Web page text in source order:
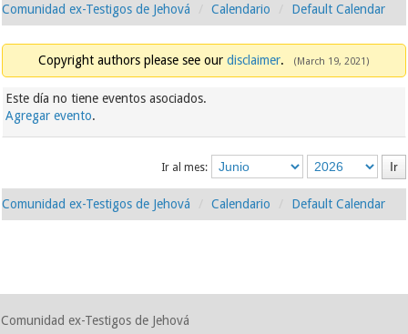
Comunidad ex-Testigos de Jehová Calendario Default Calendar
Copyright authors please see our disclaimer. (March 19, 2021)
Este día no tiene eventos asociados.
Agregar evento.
Ir al mes:
Comunidad ex-Testigos de Jehová Calendario Default Calendar
Comunidad ex-Testigos de Jehová